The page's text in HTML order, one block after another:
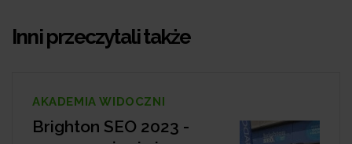
Inni przeczytali także
AKADEMIA WIDOCZNI
Brighton SEO 2023 -